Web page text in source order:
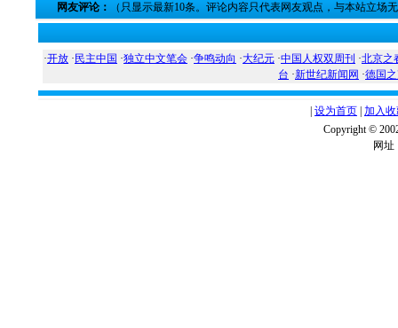
网友评论： （只显示最新10条。评论内容只代表网友观点，与本站立场
·开放 · 民主中国 ·独立中文笔会 ·争鸣动向 ·大纪元 ·中国人权双周刊 ·北京之
台 ·新世纪新闻网 ·德国
设为首页 加入
Copyright ©
网址